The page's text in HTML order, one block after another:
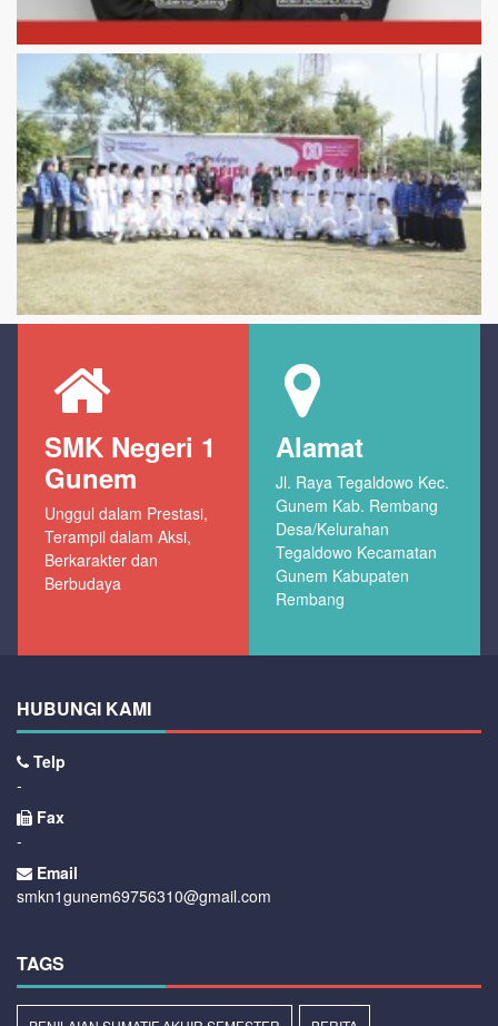
SMK Negeri 1
Gunem
Unggul dalam Prestasi,
Terampil dalam Aksi,
Berkarakter dan
Berbudaya
Alamat
Jl. Raya Tegaldowo Kec.
Gunem Kab. Rembang
Desa/Kelurahan
Tegaldowo Kecamatan
Gunem Kabupaten
Rembang
HUBUNGI KAMI
Telp
-
Fax
-
Email
smkn1gunem69756310@gmail.com
TAGS